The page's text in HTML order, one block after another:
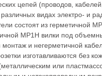
цепей (проводов,
видах электро- и
состоят из герметичной
МР1Н вилки под
и негерметичной
изготавливаются без
или